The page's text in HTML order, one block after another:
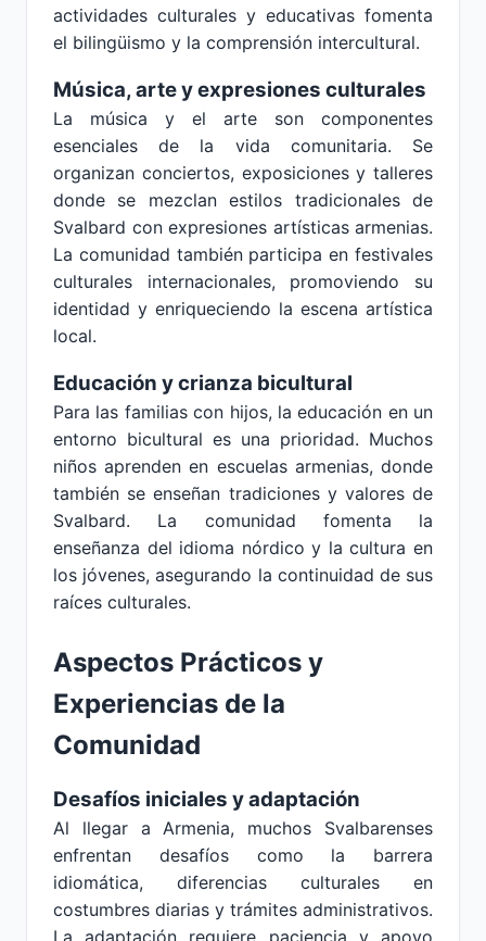
actividades culturales y educativas fomenta
el bilingüismo y la comprensión intercultural.
Música, arte y expresiones culturales
La música y el arte son componentes
esenciales de la vida comunitaria. Se
organizan conciertos, exposiciones y talleres
donde se mezclan estilos tradicionales de
Svalbard con expresiones artísticas armenias.
La comunidad también participa en festivales
culturales internacionales, promoviendo su
identidad y enriqueciendo la escena artística
local.
Educación y crianza bicultural
Para las familias con hijos, la educación en un
entorno bicultural es una prioridad. Muchos
niños aprenden en escuelas armenias, donde
también se enseñan tradiciones y valores de
Svalbard. La comunidad fomenta la
enseñanza del idioma nórdico y la cultura en
los jóvenes, asegurando la continuidad de sus
raíces culturales.
Aspectos Prácticos y
Experiencias de la
Comunidad
Desafíos iniciales y adaptación
Al llegar a Armenia, muchos Svalbarenses
enfrentan desafíos como la barrera
idiomática, diferencias culturales en
costumbres diarias y trámites administrativos.
La adaptación requiere paciencia y apoyo